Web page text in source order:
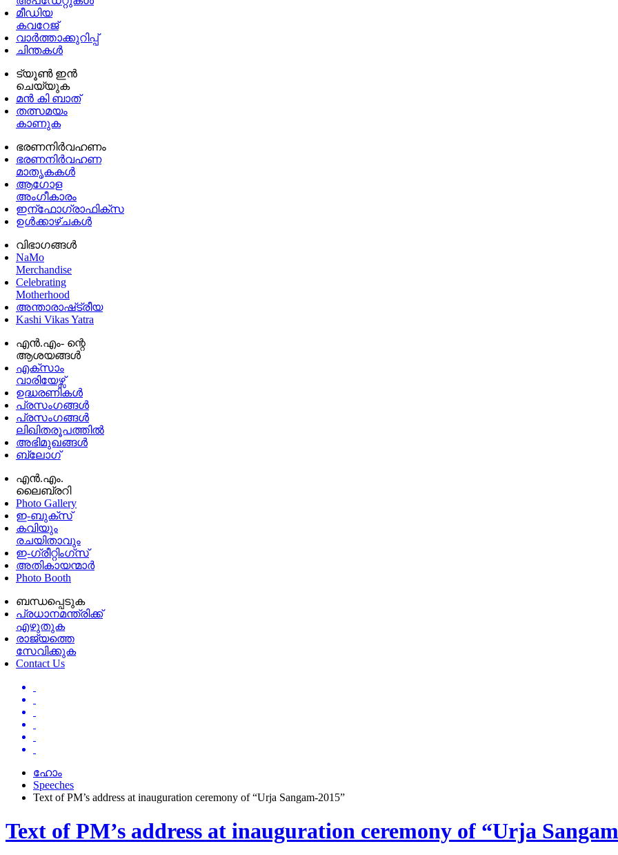
മീഡിയ
കവറേജ്
വാർത്താക്കുറിപ്പ്
ചിന്തകൾ
ട്യൂൺ ഇൻ
ചെയ്യുക
മൻ കി ബാത്
തത്സമയം
കാണുക
ഭരണനിര്‍വഹണം
ഭരണനിര്‍വഹണ
മാതൃകകൾ
ആഗോള
അംഗീകാരം
ഇന്ഫോഗ്രാഫിക്സ
ഉള്‍ക്കാഴ്‌ചകൾ
വിഭാഗങ്ങൾ
NaMo
Merchandise
Celebrating
Motherhood
അന്താരാഷ്‌ട്രീയ
Kashi Vikas Yatra
എൻ.എം- ന്റെ
ആശയങ്ങൾ
എക്സാം
വാരിയേഴ്സ്
ഉദ്ധരണികള്‍
പ്രസംഗങ്ങള്‍
പ്രസംഗങ്ങൾ
ലിഖിതരൂപത്തിൽ
അഭിമുഖങ്ങൾ
ബ്ലോഗ്
എൻ.എം.
ലൈബ്രറി
Photo Gallery
ഇ-ബുക്‌സ്
കവിയും
രചയിതാവും
ഇ-ഗ്രീറ്റിംഗ്‌സ്
അതികായന്മാർ
Photo Booth
ബന്ധപ്പെടുക
പ്രധാനമന്ത്രിക്ക്
എഴുതുക
രാജ്യത്തെ
സേവിക്കുക
Contact Us
ഹോം
Speeches
Text of PM’s address at inauguration ceremony of “Urja Sangam-2015”
Text of PM’s address at inauguration ceremony of “Urja